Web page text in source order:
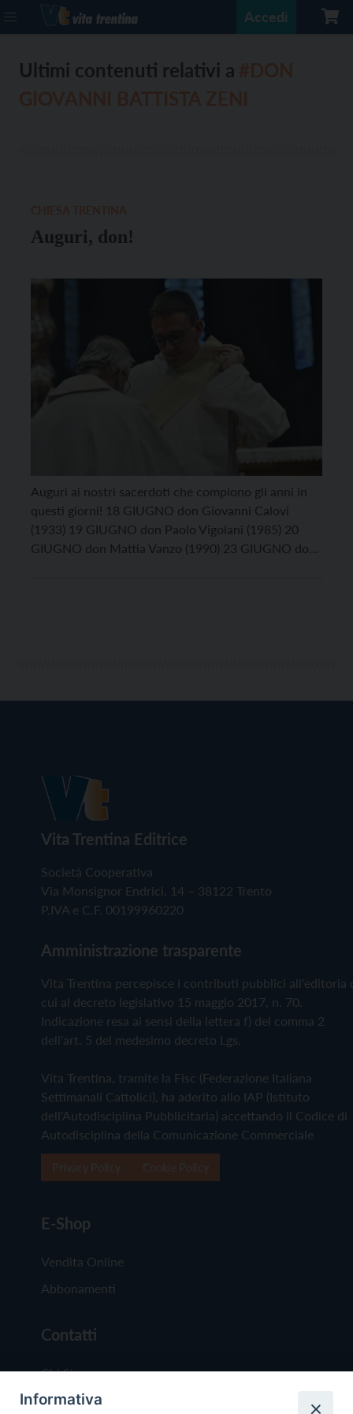
Accedi
Ultimi contenuti relativi a
Auguri, don!
Auguri ai nostri sacerdoti che compiono gli anni in
questi giorni! 18 GIUGNO don Giovanni Calovi
(1933) 19 GIUGNO don Paolo Vigolani (1985) 20
GIUGNO don Mattia Vanzo (1990) 23 GIUGNO don
Vita Trentina Editrice
Società Cooperativa
Via Monsignor Endrici, 14 – 38122 Trento
P.IVA e C.F. 00199960220
Amministrazione trasparente
Vita Trentina percepisce i contributi pubblici all'editoria
cui al decreto legislativo 15 maggio 2017, n. 70.
Indicazione resa ai sensi della lettera f) del comma 2
dell'art. 5 del medesimo decreto Lgs.
Vita Trentina, tramite la Fisc (Federazione Italiana
Settimanali Cattolici), ha aderito allo IAP (Istituto
dell'Autodisciplina Pubblicitaria) accettando il Codice di
Autodisciplina della Comunicazione Commerciale
E-Shop
Vendita Online
Abbonamenti
Contatti
Chi Siamo
Redazione
Informativa